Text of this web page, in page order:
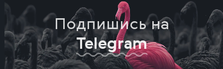
Подпишись на
Telegram